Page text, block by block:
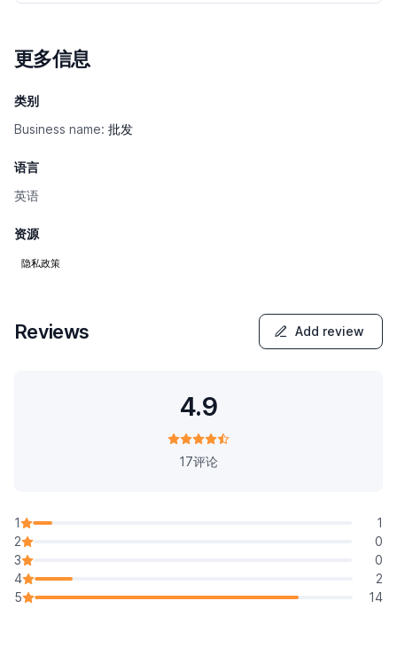
更多信息
类别
Business name: 批发
语言
英语
资源
隐私政策
Reviews Add review
4.9
17评论
1
1
2
0
3
0
4
2
5
14